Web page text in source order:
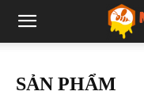
SẢN PHẨM